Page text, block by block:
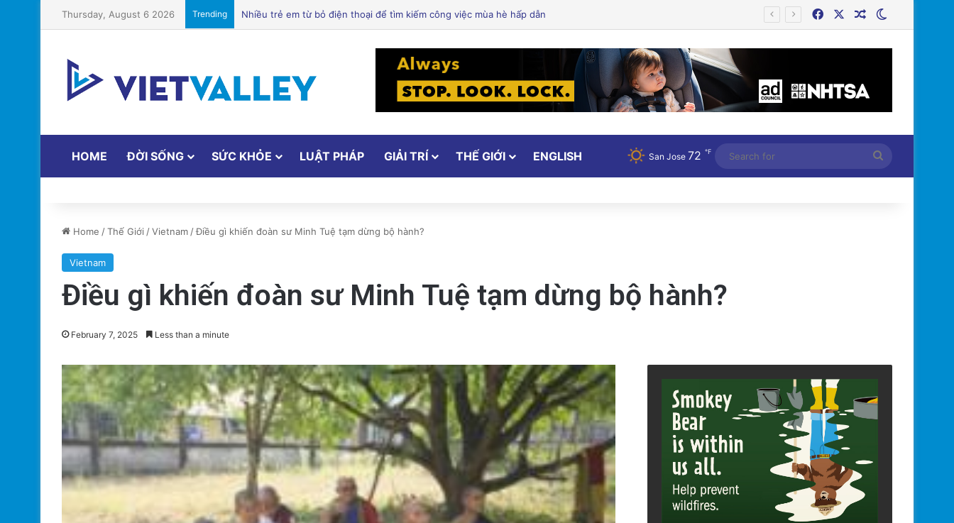
Thursday, August 6 2026 Trending Chuyên Gia Dinh Dưỡng: Hỗ Trợ Bạn Ăn Uống Lành Mạnh, Thay Đổi Lối Sống và Quản Lý Bệnh Tật FacebookRandom Article
HOME ĐỜI SỐNG SỨC KHỎE LUẬT PHÁP GIẢI TRÍ THẾ GIỚI ENGLISH San Jose 72 ℉
for
Home /Thế Giới /Vietnam/Điều gì khiến đoàn sư Minh Tuệ tạm dừng bộ hành?
Vietnam
Điều gì khiến đoàn sư Minh Tuệ tạm dừng bộ hành?
February 7, 2025 Less than a minute